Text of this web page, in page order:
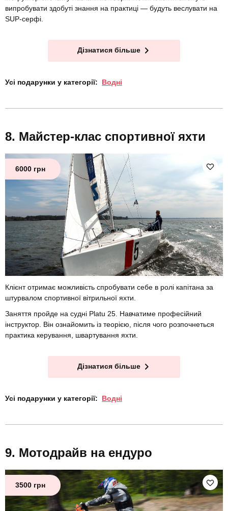
випробувати здобуті знання на практиці — будуть веслувати на
SUP-серфі.
Дізнатися більше
Усі подарунки у категорії: Водні
Майстер-клас спортивної яхти
6000 грн
Клієнт отримає можливість спробувати себе в ролі капітана за
штурвалом спортивної вітрильної яхти.
Заняття пройде на судні Platu 25. Навчатиме професійний
інструктор. Він ознайомить із теорією, після чого розпочнеться
практика керування, швартування яхти.
Дізнатися більше
Усі подарунки у категорії: Водні
Мотодрайв на ендуро
3500 грн